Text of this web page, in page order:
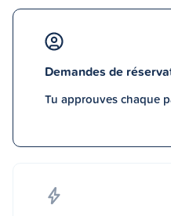
Demandes de
Tu approuves chaque